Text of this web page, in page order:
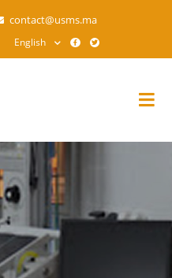
contact@usms.ma
English